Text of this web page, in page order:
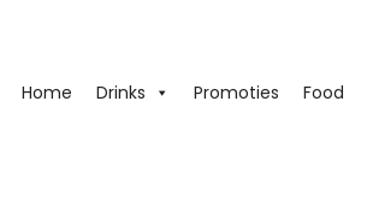
Home Drinks Promoties Food